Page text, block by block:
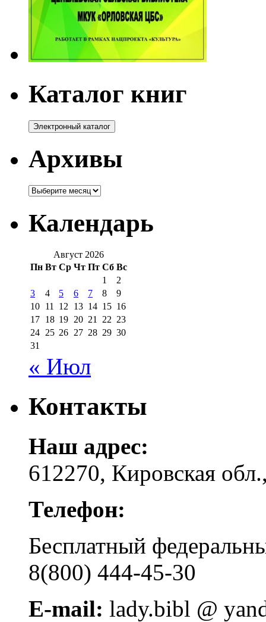
Каталог книг
Архивы
Архивы
Календарь
Август 2026
Пн Вт Ср Чт Пт Сб Вс
1
2
3
4 5 6 7 8
9
10 11 12 13 14 15 16
17 18 19 20 21 22 23
24 25 26 27 28 29 30
31
« Июл
Контакты
Наш адрес:
612270, Кировская
Телефон:
Бесплатный
8(800) 444-45-30
E-mail: lady.bibl @